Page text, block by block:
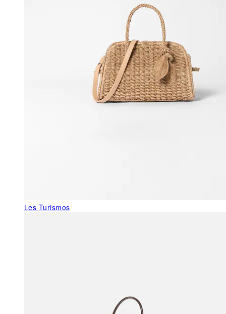
Les Turismos